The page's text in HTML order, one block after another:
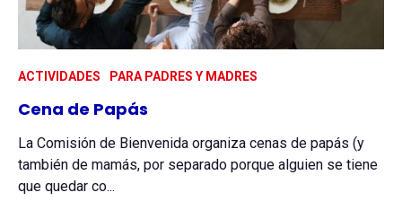
ACTIVIDADES PARA PADRES Y MADRES
Cena de Papás
La Comisión de Bienvenida organiza cenas de papás (y
también de mamás, por separado porque alguien se tiene
que quedar co...